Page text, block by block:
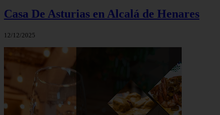
Casa De Asturias en Alcalá de Henares
12/12/2025